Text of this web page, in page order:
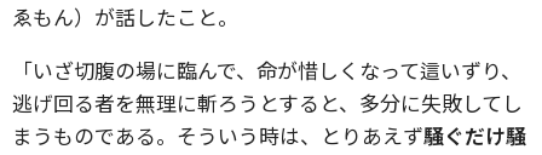
ゑもん）が話したこと。
「いざ切腹の場に臨んで、命が惜しくなって這いずり、
逃げ回る者を無理に斬ろうとすると、多分に失敗してし
まうものである。そういう時は、とりあえず騒ぐだけ騒